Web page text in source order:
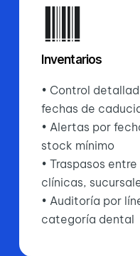
Inventarios
• Control
fechas de
• Alertas por
stock mínimo
• Traspasos
clínicas,
• Auditoría por
categoría dental